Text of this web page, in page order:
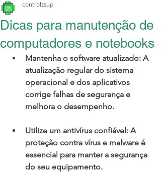
Dicas para manutenção de
computadores e notebooks
controlzsup
Mantenha o software atualizado: A
atualização regular do sistema
operacional e dos aplicativos
corrige falhas de segurança e
melhora o desempenho.
Utilize um antivírus confiável: A
proteção contra vírus e malware é
essencial para manter a segurança
do seu equipamento.